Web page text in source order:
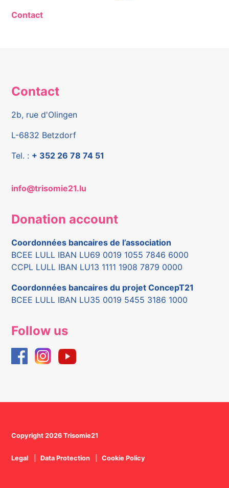
Contact
Contact
2b, rue d'Olingen
L-6832 Betzdorf
Tel. : + 352 26 78 74 51
info@trisomie21.lu
Donation account
Coordonnées bancaires de l’association
BCEE LULL IBAN LU69 0019 1055 7846 6000
CCPL LULL IBAN LU13 1111 1908 7879 0000
Coordonnées bancaires du projet ConcepT21
BCEE LULL IBAN LU35 0019 5455 3186 1000
Follow us
Copyright 2026 Trisomie21
Legal Data Protection Cookie Policy